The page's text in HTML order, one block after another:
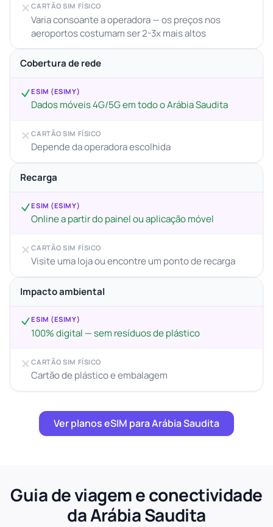
CARTÃO SIM FÍSICO
Varia consoante a operadora — os preços nos
aeroportos costumam ser 2-3x mais altos
Cobertura de rede
ESIM (ESIMY)
Dados móveis 4G/5G em todo o Arábia Saudita
CARTÃO SIM FÍSICO
Depende da operadora escolhida
Recarga
ESIM (ESIMY)
Online a partir do painel ou aplicação móvel
CARTÃO SIM FÍSICO
Visite uma loja ou encontre um ponto de recarga
Impacto ambiental
ESIM (ESIMY)
100% digital — sem resíduos de plástico
CARTÃO SIM FÍSICO
Cartão de plástico e embalagem
Ver planos eSIM para Arábia Saudita
Guia de viagem e conectividade
da Arábia Saudita